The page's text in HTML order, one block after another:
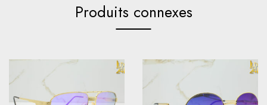
Produits connexes